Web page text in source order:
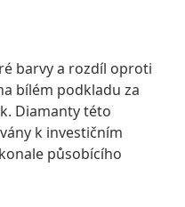
barvy a rozdíl oproti
bílém podkladu za
Diamanty této
k investičním
působícího